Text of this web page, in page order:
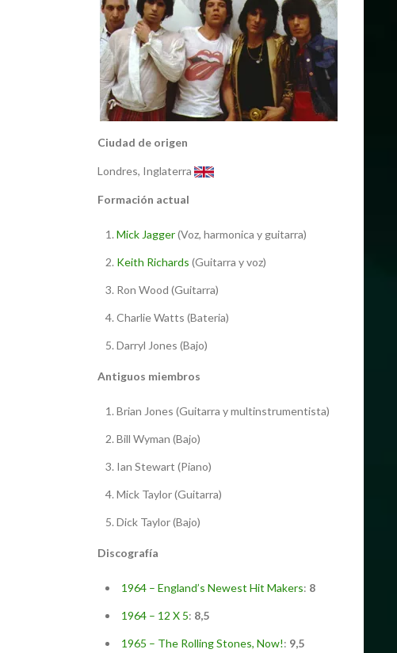
Ciudad de origen
Londres, Inglaterra
Formación actual
Mick Jagger(Voz, harmonica y guitarra)
Keith Richards (Guitarra y voz)
Ron Wood (Guitarra)
Charlie Watts (Bateria)
Darryl Jones (Bajo)
Antiguos miembros
Brian Jones (Guitarra y multinstrumentista)
Bill Wyman (Bajo)
Ian Stewart (Piano)
Mick Taylor (Guitarra)
Dick Taylor (Bajo)
Discografía
1964 – England’s Newest Hit Makers: 8
1964 – 12 X 5: 8,5
1965 – The Rolling Stones, Now!: 9,5